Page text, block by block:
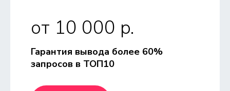
от 10 000 p.
Гарантия вывода более 60%
запросов в ТОП10